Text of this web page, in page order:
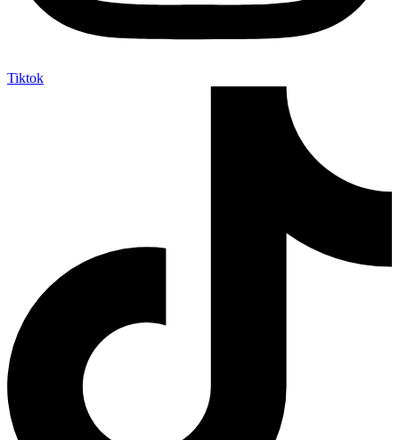
Tiktok